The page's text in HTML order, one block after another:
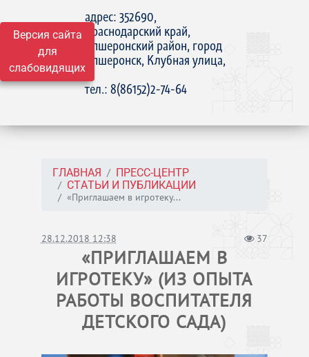
Версия сайта
для
слабовидящих
адрес: 352690,
Краснодарский край,
Апшеронский район, город
Апшеронск, Клубная улица,
15
тел.: 8(86152)2-74-64
ГЛАВНАЯ
ПРЕСС-ЦЕНТР
СТАТЬИ И ПУБЛИКАЦИИ
«Приглашаем в игротеку...
28.12.2018 12:38 37
«ПРИГЛАШАЕМ В
ИГРОТЕКУ» (ИЗ ОПЫТА
РАБОТЫ ВОСПИТАТЕЛЯ
ДЕТСКОГО САДА)